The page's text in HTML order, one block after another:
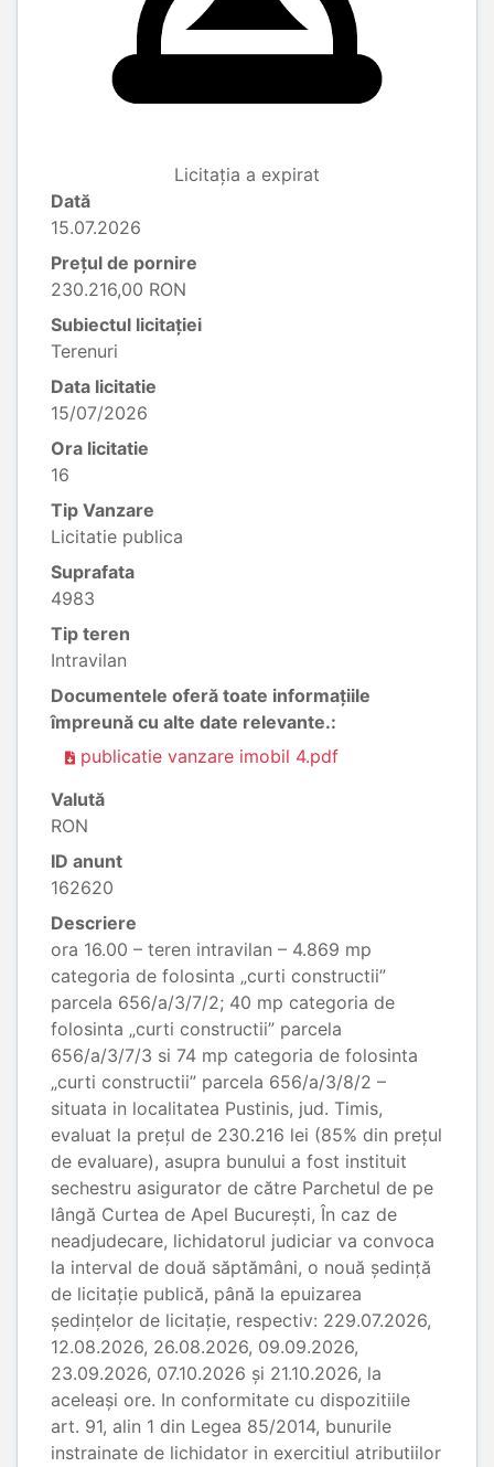
Licitația a expirat
Dată
15.07.2026
Prețul de pornire
230.216,00 RON
Subiectul licitației
Terenuri
Data licitatie
15/07/2026
Ora licitatie
16
Tip Vanzare
Licitatie publica
Suprafata
4983
Tip teren
Intravilan
Documentele oferă toate informațiile
împreună cu alte date relevante.:
publicatie vanzare imobil 4.pdf
Valută
RON
ID anunt
162620
Descriere
ora 16.00 – teren intravilan – 4.869 mp
categoria de folosinta „curti constructii”
parcela 656/a/3/7/2; 40 mp categoria de
folosinta „curti constructii” parcela
656/a/3/7/3 si 74 mp categoria de folosinta
„curti constructii” parcela 656/a/3/8/2 –
situata in localitatea Pustinis, jud. Timis,
evaluat la prețul de 230.216 lei (85% din prețul
de evaluare), asupra bunului a fost instituit
sechestru asigurator de către Parchetul de pe
lângă Curtea de Apel București, În caz de
neadjudecare, lichidatorul judiciar va convoca
la interval de două săptămâni, o nouă şedinţă
de licitaţie publică, până la epuizarea
ședințelor de licitație, respectiv: 229.07.2026,
12.08.2026, 26.08.2026, 09.09.2026,
23.09.2026, 07.10.2026 și 21.10.2026, la
aceleași ore. In conformitate cu dispozitiile
art. 91, alin 1 din Legea 85/2014, bunurile
instrainate de lichidator in exercitiul atributiilor